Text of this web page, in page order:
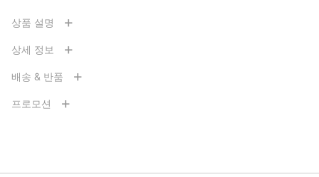
상품 설명
상세 정보
배송 & 반품
프로모션